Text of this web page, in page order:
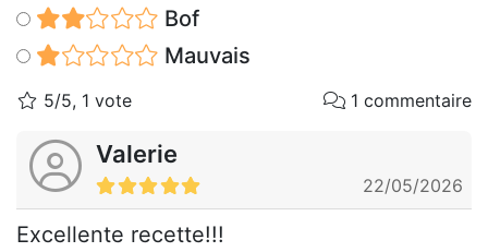
Bof
Mauvais
5/5, 1 vote 1 commentaire
Valerie
22/05/2026
Excellente recette!!!